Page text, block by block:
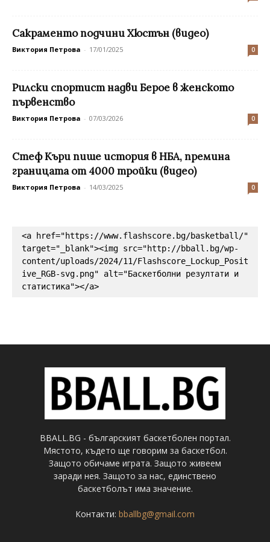
Сакраменто подчини Хюстън (видео)
Виктория Петрова - 17/01/2025 0
Рилски спортист надви Берое в женското
първенство
Виктория Петрова - 07/03/2026 0
Стеф Къри пише история в НБА, премина
границата от 4000 тройки (видео)
Виктория Петрова - 14/03/2025 0
<a href="https://www.flashscore.bg/basketball/"
target="_blank"><img src="http://bball.bg/wp-
content/uploads/2024/11/Flashscore_Lockup_Posit
ive_RGB-svg.png" alt="Баскетболни резултати и
статистика"></a>
BBALL.BG - българският баскетболен портал.
Мястото, където ще говорим за баскетбол.
Защото обичаме играта. Защото живеем
заради нея. Защото за нас, единствено
баскетболът има значение.
Контакти: bballbg@gmail.com